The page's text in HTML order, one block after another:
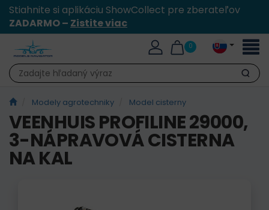
Stiahnite si aplikáciu ShowCollect pre zberateľov
ZADARMO – Zistite viac
0
Hľadať
Modely agrotechniky Model cisterny
VEENHUIS PROFILINE 29000,
3-NÁPRAVOVÁ CISTERNA
NA KAL